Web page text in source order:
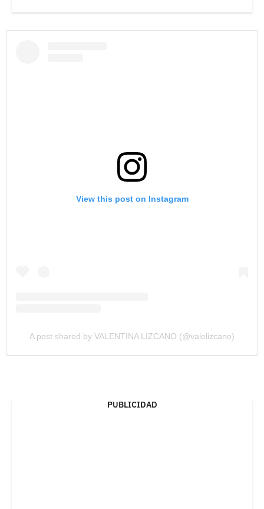
View this post on Instagram
A post shared by VALENTINA LIZCANO (@valelizcano)
PUBLICIDAD